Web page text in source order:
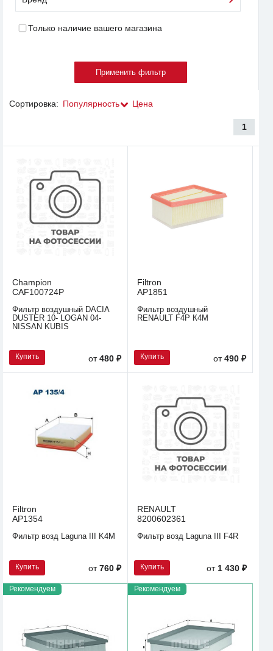
Только наличие вашего магазина
Сортировка: Популярность Цена
1
Champion
CAF100724P
Фильтр воздушный DACIA
DUSTER 10- LOGAN 04-
NISSAN KUBIS
Купить от480 ₽
Filtron
AP1851
Фильтр воздушный
RENAULT F4P К4M
Купить от490 ₽
Filtron
AP1354
Фильтр возд Laguna III K4M
Купить от760 ₽
RENAULT
8200602361
Фильтр возд Laguna III F4R
Купить от 1 430 ₽
Рекомендуем Рекомендуем